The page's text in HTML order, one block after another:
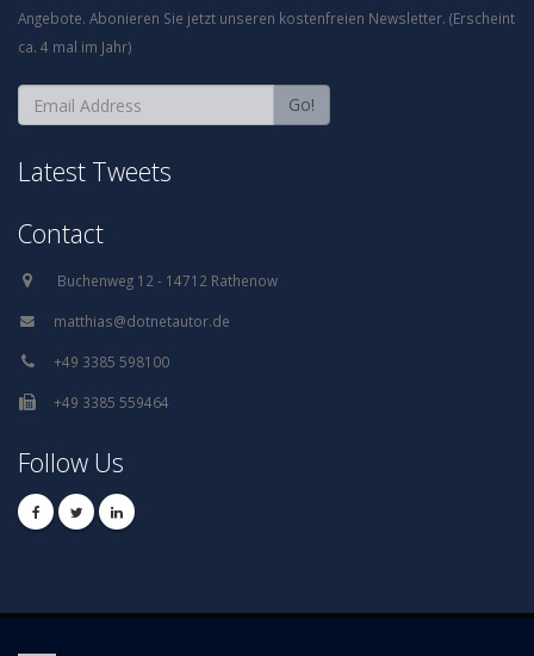
Angebote. Abonieren Sie jetzt unseren kostenfreien Newsletter. (Erscheint
ca. 4 mal im Jahr)
Go!
Latest Tweets
Contact
Follow Us